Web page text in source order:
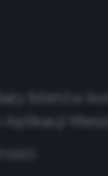
biletów